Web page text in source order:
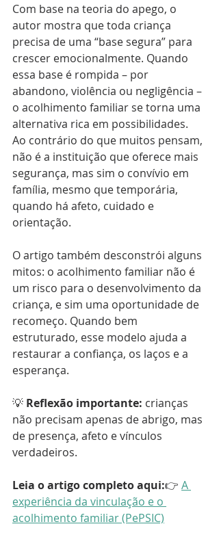
Com base na teoria do apego, o
autor mostra que toda criança
precisa de uma “base segura” para
crescer emocionalmente. Quando
essa base é rompida – por
abandono, violência ou negligência –
o acolhimento familiar se torna uma
alternativa rica em possibilidades.
Ao contrário do que muitos pensam,
não é a instituição que oferece mais
segurança, mas sim o convívio em
família, mesmo que temporária,
quando há afeto, cuidado e
orientação.
O artigo também desconstrói alguns
mitos: o acolhimento familiar não é
um risco para o desenvolvimento da
criança, e sim uma oportunidade de
recomeço. Quando bem
estruturado, esse modelo ajuda a
restaurar a confiança, os laços e a
esperança.
💡 Reflexão importante: crianças
não precisam apenas de abrigo, mas
de presença, afeto e vínculos
verdadeiros.
Leia o artigo completo aqui:👉 A
experiência da vinculação e o
acolhimento familiar (PePSIC)